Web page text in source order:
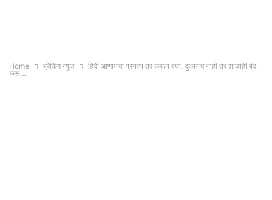
Home ब्रेकिंग न्यूज
हिंदी आणायचा प्रयत्न तर करून बघा, दुकानंच नाही तर शाळाही बंद
करू…